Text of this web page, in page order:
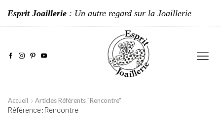
Esprit Joaillerie : Un autre regard sur la Joaillerie
Accueil Articles Référents "Rencontre"
Référence:Rencontre